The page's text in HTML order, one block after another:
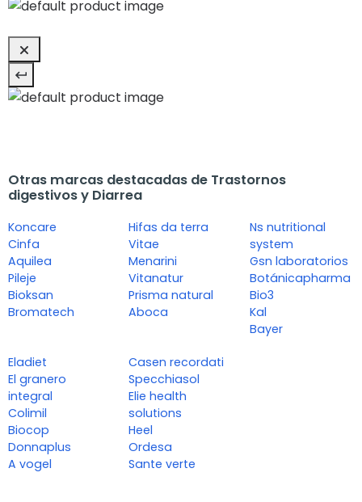
Otras marcas destacadas de Trastornos
digestivos y Diarrea
Koncare
Cinfa
Aquilea
Pileje
Bioksan
Bromatech
Hifas da terra
Vitae
Menarini
Vitanatur
Prisma natural
Aboca
Ns nutritional
system
Gsn laboratorios
Botánicapharma
Bio3
Kal
Bayer
Eladiet
El granero
integral
Colimil
Biocop
Donnaplus
A vogel
Casen recordati
Specchiasol
Elie health
solutions
Heel
Ordesa
Sante verte